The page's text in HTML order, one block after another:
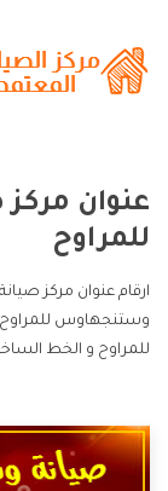
عنوان مركز
للمراوح
ارقام عنوان مركز صيانة
وستنجهاوس
للمراوح و الخط